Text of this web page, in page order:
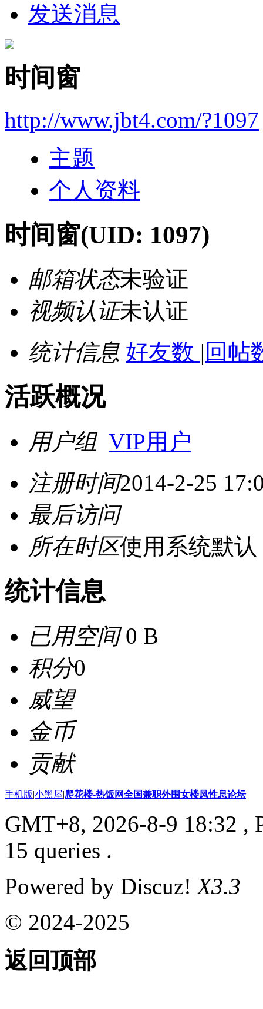
发送消息
时间窗
http://www.jbt4.com/?1097
主题
个人资料
时间窗(UID: 1097)
邮箱状态未验证
视频认证未认证
统计信息 好友数 | 回帖
活跃概况
用户组 VIP用户
注册时间2014-2-25
最后访问
所在时区使用系统默认
统计信息
已用空间0 B
积分0
威望
金币
贡献
手机版|小黑屋|爬花楼-热饭网全国兼职外围女楼凤性息论坛
GMT+8, 2026-8-9 18:32 ,
15 queries .
Powered by Discuz!X3.3
© 2024-2025
返回顶部